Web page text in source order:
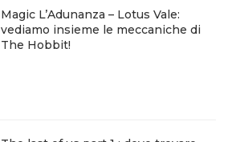
Magic L’Adunanza – Lotus Vale:
vediamo insieme le meccaniche di
The Hobbit!